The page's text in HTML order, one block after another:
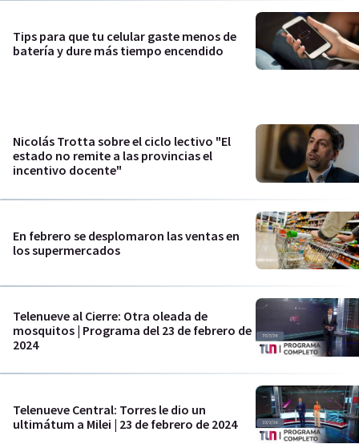
Tips para que tu celular gaste menos de
batería y dure más tiempo encendido
Nicolás Trotta sobre el ciclo lectivo "El
estado no remite a las provincias el
incentivo docente"
En febrero se desplomaron las ventas en
los supermercados
Telenueve al Cierre: Otra oleada de
mosquitos | Programa del 23 de febrero de
2024
Telenueve Central: Torres le dio un
ultimátum a Milei | 23 de febrero de 2024